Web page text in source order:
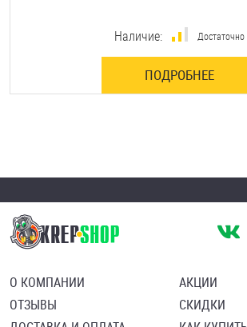
Наличие: Достаточно
ПОДРОБНЕЕ
О КОМПАНИИ
ОТЗЫВЫ
АКЦИИ
СКИДКИ